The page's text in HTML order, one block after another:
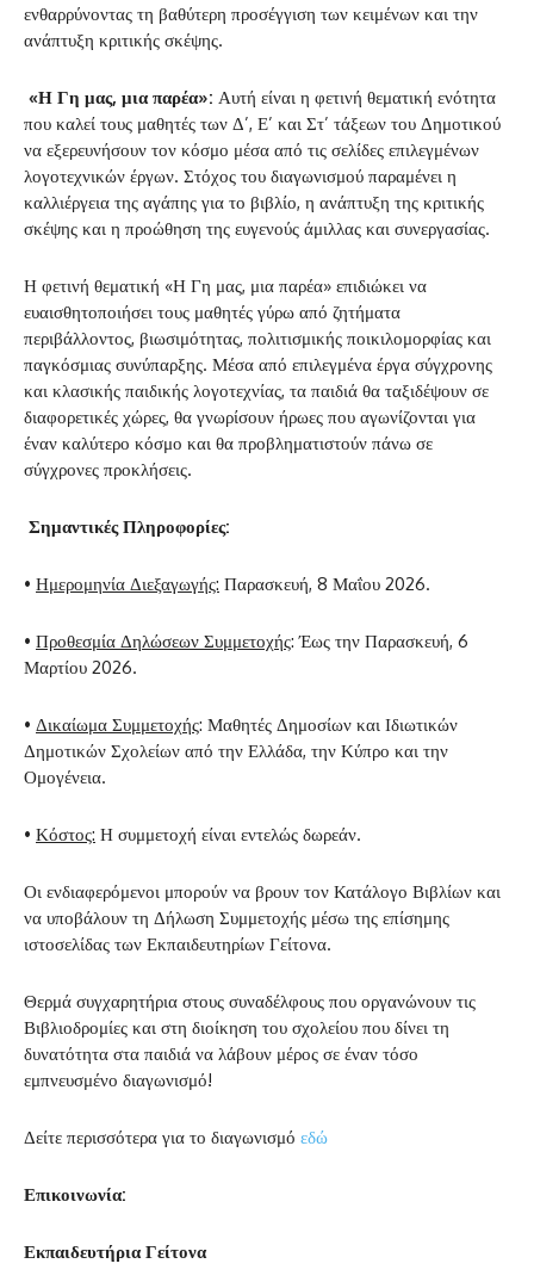
ενθαρρύνοντας τη βαθύτερη προσέγγιση των κειμένων και την
ανάπτυξη κριτικής σκέψης.
«Η Γη μας, μια παρέα»: Αυτή είναι η φετινή θεματική ενότητα
που καλεί τους μαθητές των Δ’, Ε’ και Στ’ τάξεων του Δημοτικού
να εξερευνήσουν τον κόσμο μέσα από τις σελίδες επιλεγμένων
λογοτεχνικών έργων. Στόχος του διαγωνισμού παραμένει η
καλλιέργεια της αγάπης για το βιβλίο, η ανάπτυξη της κριτικής
σκέψης και η προώθηση της ευγενούς άμιλλας και συνεργασίας.
Η φετινή θεματική «Η Γη μας, μια παρέα» επιδιώκει να
ευαισθητοποιήσει τους μαθητές γύρω από ζητήματα
περιβάλλοντος, βιωσιμότητας, πολιτισμικής ποικιλομορφίας και
παγκόσμιας συνύπαρξης. Μέσα από επιλεγμένα έργα σύγχρονης
και κλασικής παιδικής λογοτεχνίας, τα παιδιά θα ταξιδέψουν σε
διαφορετικές χώρες, θα γνωρίσουν ήρωες που αγωνίζονται για
έναν καλύτερο κόσμο και θα προβληματιστούν πάνω σε
σύγχρονες προκλήσεις.
Σημαντικές Πληροφορίες:
• Ημερομηνία Διεξαγωγής: Παρασκευή, 8 Μαΐου 2026.
• Προθεσμία Δηλώσεων Συμμετοχής: Έως την Παρασκευή, 6
Μαρτίου 2026.
• Δικαίωμα Συμμετοχής: Μαθητές Δημοσίων και Ιδιωτικών
Δημοτικών Σχολείων από την Ελλάδα, την Κύπρο και την
Ομογένεια.
• Κόστος: Η συμμετοχή είναι εντελώς δωρεάν.
Οι ενδιαφερόμενοι μπορούν να βρουν τον Κατάλογο Βιβλίων και
να υποβάλουν τη Δήλωση Συμμετοχής μέσω της επίσημης
ιστοσελίδας των Εκπαιδευτηρίων Γείτονα.
Θερμά συγχαρητήρια στους συναδέλφους που οργανώνουν τις
Βιβλιοδρομίες και στη διοίκηση του σχολείου που δίνει τη
δυνατότητα στα παιδιά να λάβουν μέρος σε έναν τόσο
εμπνευσμένο διαγωνισμό!
Δείτε περισσότερα για το διαγωνισμό εδώ
Επικοινωνία:
Εκπαιδευτήρια Γείτονα